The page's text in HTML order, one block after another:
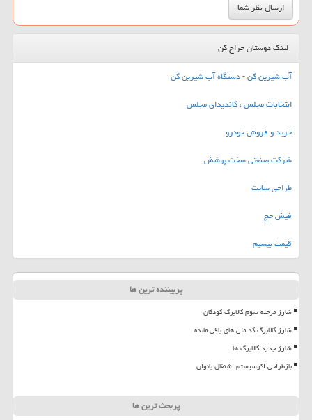
لینک دوستان حراج کن
آب شیرین کن - دستگاه آب شیرین کن
انتخابات مجلس ، کاندیدای مجلس
خرید و فروش خودرو
شرکت صنعتی سخت پوشش
طراحی سایت
فیش حج
قیمت بیسیم
پربیننده ترین ها
شارژ مرحله سوم کالابرگ کودکان
شارژ کالابرگ کد ملی های باقی مانده
شارژ جدید کالابرگ ها
بازطراحی اکوسیستم اشتغال بانوان
پربحث ترین ها